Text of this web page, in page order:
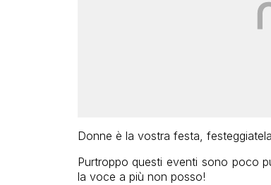
Donne è la vostra festa,
Purtroppo questi eventi sono poco
la voce a più non posso!